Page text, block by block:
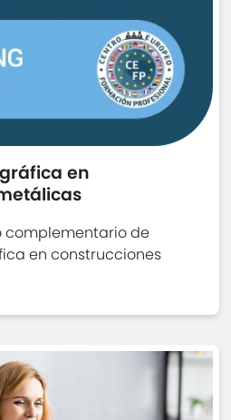
en
complementario de
en construcciones